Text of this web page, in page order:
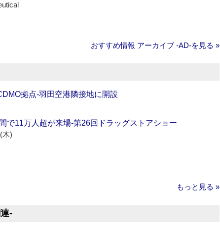
おすすめ情報 アーカイブ ‐AD‐を見る »
拠点‐羽田空港隣接地に開設
で11万人超が来場‐第26回ドラッグストアショー
木)
もっと見る »
‐